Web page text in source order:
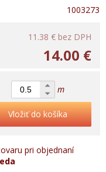
1003273
11.38 € bez DPH
14.00 €
m
Vložiť do košíka
pri objednaní